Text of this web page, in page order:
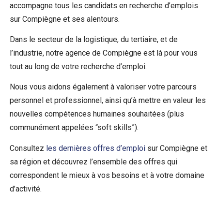
accompagne tous les candidats en recherche d’emplois
sur Compiègne et ses alentours.
Dans le secteur de la logistique, du tertiaire, et de
l’industrie, notre agence de Compiègne est là pour vous
tout au long de votre recherche d’emploi.
Nous vous aidons également à valoriser votre parcours
personnel et professionnel, ainsi qu’à mettre en valeur les
nouvelles compétences humaines souhaitées (plus
communément appelées “soft skills”).
Consultez les dernières offres d’emploi sur Compiègne et
sa région et découvrez l’ensemble des offres qui
correspondent le mieux à vos besoins et à votre domaine
d’activité.